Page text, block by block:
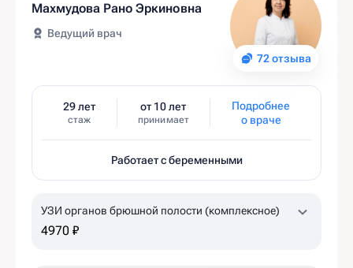
72 отзыва
Махмудова Рано Эркиновна
Ведущий врач
29 лет
стаж
от 10 лет
принимает
Подробнее
о враче
Работает с беременными
УЗИ органов брюшной полости (комплексное)
4970 ₽